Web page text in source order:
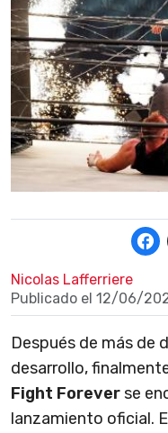
Nicolas Lafferriere
Publicado el 12/06/
Después de más de
desarrollo,
Fight Foreverse
lanzamiento oficial.